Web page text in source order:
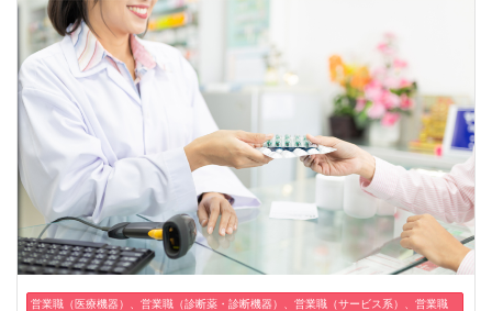
営業職（医療機器）、営業職（診断薬・診断機器）、営業職（サービス系）、営業職